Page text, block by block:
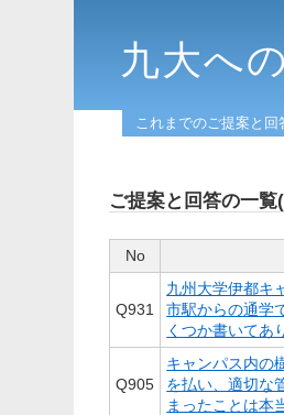
九大へ
これまでのご提案と回
ご提案と回答の一
No
Q931
九州大学伊都キ
市駅からの通学
くつか書いてあ
Q905
キャンパス内の
を払い、適切な
まったことは本